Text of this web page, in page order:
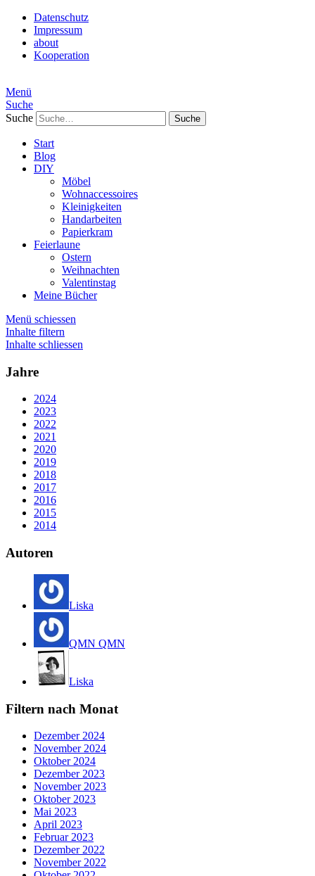
Datenschutz
Impressum
about
Kooperation
Menü
Suche
Suche
Start
Blog
DIY
Möbel
Wohnaccessoires
Kleinigkeiten
Handarbeiten
Papierkram
Feierlaune
Ostern
Weihnachten
Valentinstag
Meine Bücher
Menü schiessen
Inhalte filtern
Inhalte schliessen
Jahre
2024
2023
2022
2021
2020
2019
2018
2017
2016
2015
2014
Autoren
Liska
QMN QMN
Liska
Filtern nach Monat
Dezember 2024
November 2024
Oktober 2024
Dezember 2023
November 2023
Oktober 2023
Mai 2023
April 2023
Februar 2023
Dezember 2022
November 2022